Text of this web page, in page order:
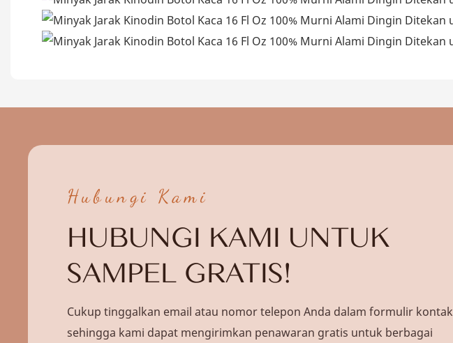
Hubungi Kami
HUBUNGI KAMI UNTUK
SAMPEL GRATIS!
Cukup tinggalkan email atau nomor telepon Anda dalam formulir kontak
sehingga kami dapat mengirimkan penawaran gratis untuk berbagai